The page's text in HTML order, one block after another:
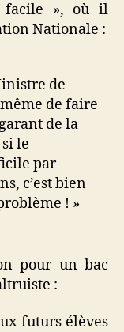
facile », où il
Nationale :
de
de faire
de la
le
par
c’est bien
! »
pour un bac
:
futurs élèves